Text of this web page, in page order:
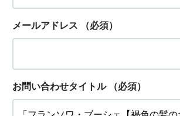
メールアドレス （必須）
お問い合わせタイトル （必須）